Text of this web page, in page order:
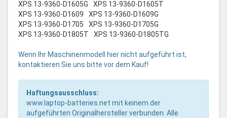
XPS 13-9360-D1605G
XPS 13-9360-D1605T
XPS 13-9360-D1609
XPS 13-9360-D1609G
XPS 13-9360-D1705
XPS 13-9360-D1705G
XPS 13-9360-D1805T
XPS 13-9360-D1805TG
Wenn Ihr Maschinenmodell hier nicht aufgeführt ist,
kontaktieren Sie uns bitte vor dem Kauf!
Haftungsausschluss:
www.laptop-batteries.net mit keinem der
aufgeführten Originalhersteller verbunden. Alle